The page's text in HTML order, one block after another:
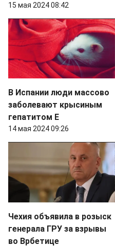
15 мая 2024 08:42
В Испании люди массово
заболевают крысиным
гепатитом Е
14 мая 2024 09:26
Чехия объявила в розыск
генерала ГРУ за взрывы
во Врбетице